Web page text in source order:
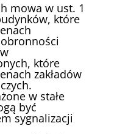
mowa w ust. 1
które
które
zakładów
w stałe
być
sygnalizacji